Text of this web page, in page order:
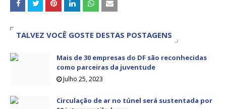
TALVEZ VOCÊ GOSTE DESTAS POSTAGENS
Mais de 30 empresas do DF são reconhecidas
como parceiras da juventude
Julho 25, 2023
Circulação de ar no túnel será sustentada por